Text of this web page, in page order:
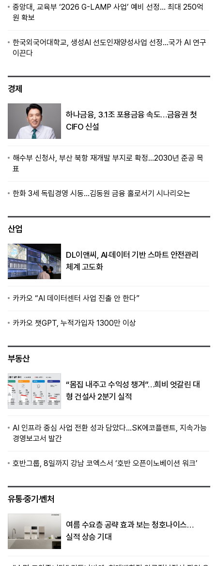
중앙대, 교육부 ‘2026 G-LAMP 사업’ 예비 선정… 최대 250억
원 확보
한국외국어대학교, 생성AI 선도인재양성사업 선정…국가 AI 연구
이끈다
경제
하나금융, 3.1조 포용금융 속도…금융권 첫
CIFO 신설
해수부 신청사, 부산 북항 재개발 부지로 확정…2030년 준공 목
표
한화 3세 독립경영 시동…김동원 금융 홀로서기 시나리오는
산업
DL이앤씨, AI·데이터 기반 스마트 안전관리
체계 고도화
카카오 “AI 데이터센터 사업 진출 안 한다”
카카오 챗GPT, 누적가입자 1300만 이상
부동산
“몸집 내주고 수익성 챙겨”…희비 엇갈린 대
형 건설사 2분기 실적
AI 인프라 중심 사업 전환 성과 담았다…SK에코플랜트, 지속가능
경영보고서 발간
호반그룹, 8일까지 강남 코엑스서 ‘호반 오픈이노베이션 워크’
유통·중기·벤처
여름 수요층 공략 효과 보는 청호나이스…
실적 상승 기대